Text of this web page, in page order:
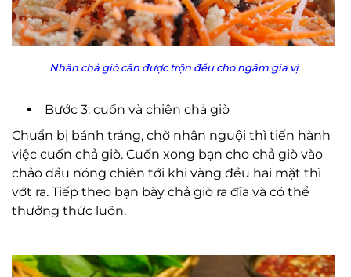
Nhân chả giò cần được trộn đều cho ngấm gia vị
Bước 3: cuốn và chiên chả giò
Chuẩn bị bánh tráng, chờ nhân nguội thì tiến hành
việc cuốn chả giò. Cuốn xong bạn cho chả giò vào
chảo dầu nóng chiên tới khi vàng đều hai mặt thì
vớt ra. Tiếp theo bạn bày chả giò ra đĩa và có thể
thưởng thức luôn.